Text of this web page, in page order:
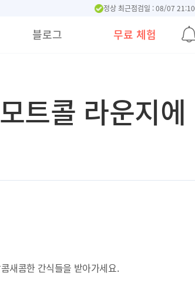
정상 최근점검일 : 08/07 21:10
블로그 무료 체험
트콜 라운지에
새콤한 간식들을 받아가세요.